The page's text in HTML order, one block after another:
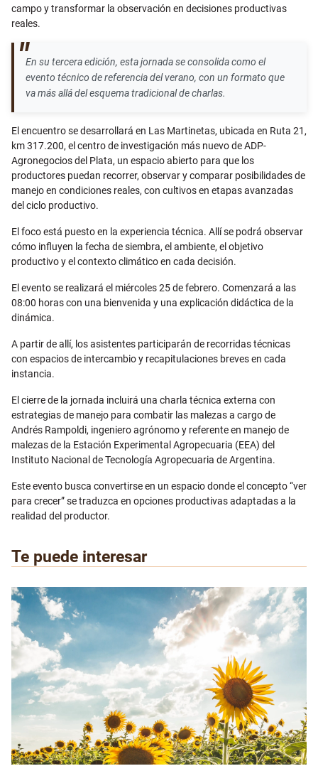
campo y transformar la observación en decisiones productivas
reales.
En su tercera edición, esta jornada se consolida como el
evento técnico de referencia del verano, con un formato que
va más allá del esquema tradicional de charlas.
El encuentro se desarrollará en Las Martinetas, ubicada en Ruta 21,
km 317.200, el centro de investigación más nuevo de ADP-
Agronegocios del Plata, un espacio abierto para que los
productores puedan recorrer, observar y comparar posibilidades de
manejo en condiciones reales, con cultivos en etapas avanzadas
del ciclo productivo.
El foco está puesto en la experiencia técnica. Allí se podrá observar
cómo influyen la fecha de siembra, el ambiente, el objetivo
productivo y el contexto climático en cada decisión.
El evento se realizará el miércoles 25 de febrero. Comenzará a las
08:00 horas con una bienvenida y una explicación didáctica de la
dinámica.
A partir de allí, los asistentes participarán de recorridas técnicas
con espacios de intercambio y recapitulaciones breves en cada
instancia.
El cierre de la jornada incluirá una charla técnica externa con
estrategias de manejo para combatir las malezas a cargo de
Andrés Rampoldi, ingeniero agrónomo y referente en manejo de
malezas de la Estación Experimental Agropecuaria (EEA) del
Instituto Nacional de Tecnología Agropecuaria de Argentina.
Este evento busca convertirse en un espacio donde el concepto “ver
para crecer” se traduzca en opciones productivas adaptadas a la
realidad del productor.
Te puede interesar